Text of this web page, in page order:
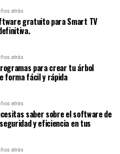
atrás
gratuito para Smart TV
atrás
para crear tu árbol
forma fácil y rápida
atrás
saber sobre el software de
y eficiencia en tus
atrás